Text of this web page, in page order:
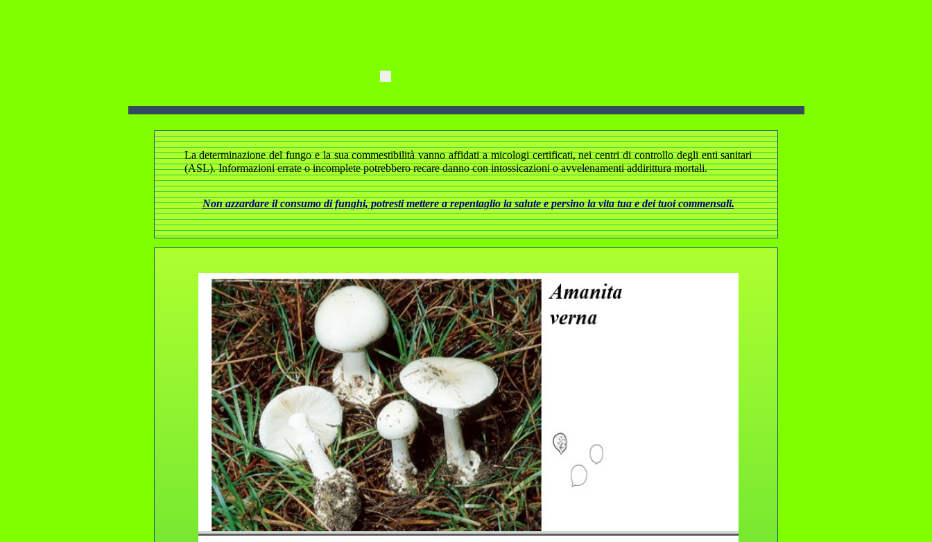
La determinazione del fungo e la sua commestibilità vanno affidati a micologi certificati, nei centri di controllo degli enti sanitari
(ASL). Informazioni errate o incomplete potrebbero recare danno con intossicazioni o avvelenamenti addirittura mortali.
Non azzardare il consumo di funghi, potresti mettere a repentaglio la salute e persino la vita tua e dei tuoi commensali.